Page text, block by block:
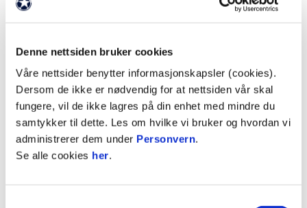
Denne nettsiden bruker cookies
Våre nettsider benytter informasjonskapsler (cookies).
Dersom de ikke er nødvendig for at nettsiden vår skal
fungere, vil de ikke lagres på din enhet med mindre du
samtykker til dette. Les om hvilke vi bruker og hvordan vi
administrerer dem under Personvern.
Se alle cookies her.
Godta informasjonskapsler for å se video